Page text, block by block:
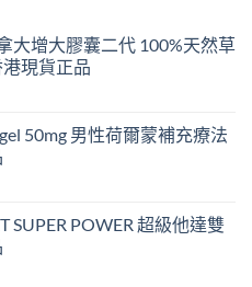
大增大膠囊二代 100%天然草
現貨正品
50mg 男性荷爾蒙補充療法
SUPER POWER 超級他達雙